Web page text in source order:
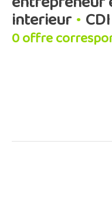
interieur • CDI
0 offre